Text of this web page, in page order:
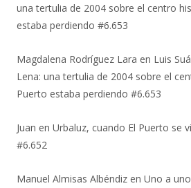
una tertulia de 2004 sobre el centro
estaba perdiendo #6.653
Magdalena Rodríguez Lara en Luis
Lena: una tertulia de 2004 sobre el
Puerto estaba perdiendo #6.653
Juan en Urbaluz, cuando El Puerto se
#6.652
Manuel Almisas Albéndiz en Uno a